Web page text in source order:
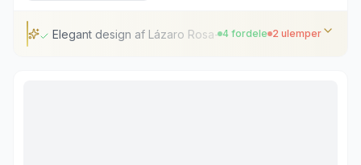
Elegant design af Lázaro Rosa-Violán
4 fordele 2 ulemper